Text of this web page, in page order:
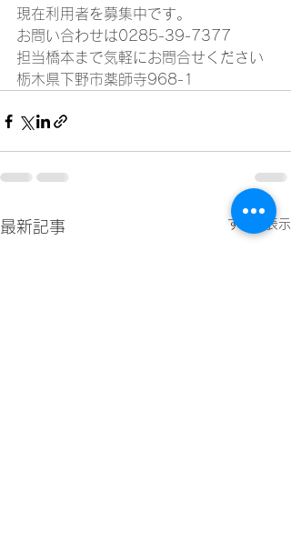
現在利用者を募集中です。
お問い合わせは0285-39-7377
担当橋本まで気軽にお問合せください
栃木県下野市薬師寺968-1
最新記事 すべて表示